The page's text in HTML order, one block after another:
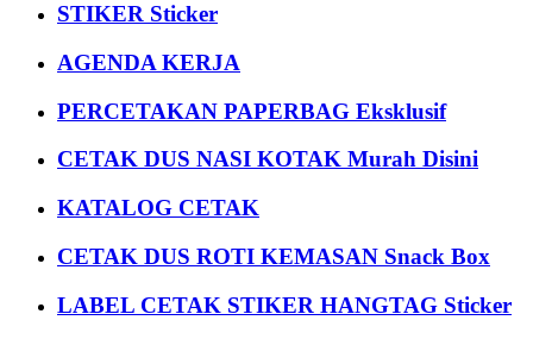
STIKER Sticker
AGENDA KERJA
PERCETAKAN PAPERBAG Eksklusif
CETAK DUS NASI KOTAK Murah Disini
KATALOG CETAK
CETAK DUS ROTI KEMASAN Snack Box
LABEL CETAK STIKER HANGTAG Sticker